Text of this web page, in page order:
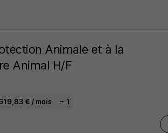
Animale et à la
Animal H/F
€ / mois + 1